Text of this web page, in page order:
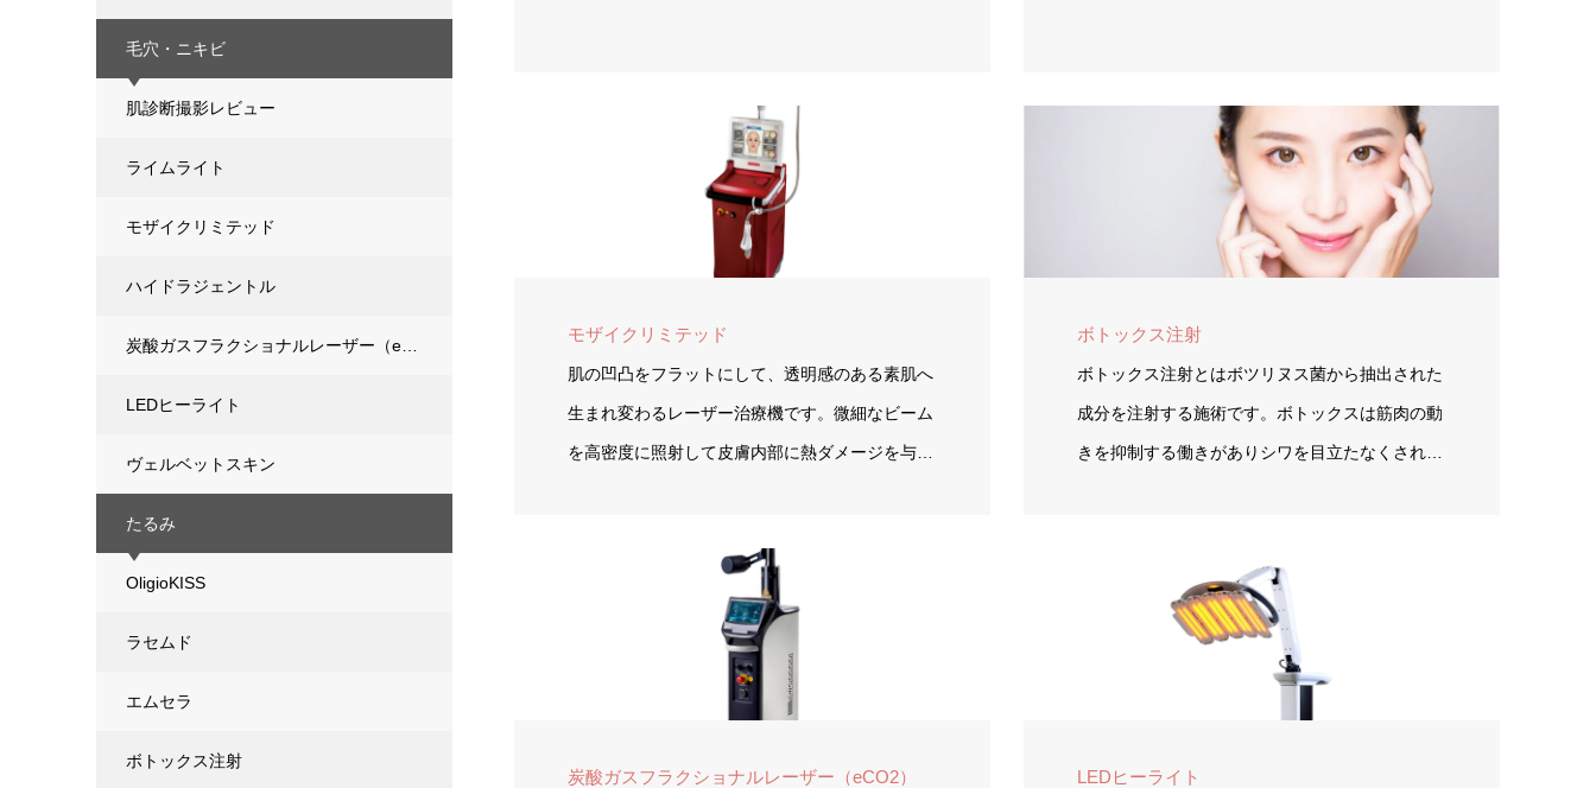
モザイクリミテッド
肌の凹凸をフラットにして、透明感のある素肌へ
生まれ変わるレーザー治療機です。微細なビーム
を高密度に照射して皮膚内部に熱ダメージを与…
ボトックス注射
ボトックス注射とはボツリヌス菌から抽出された
成分を注射する施術です。ボトックスは筋肉の動
きを抑制する働きがありシワを目立たなくされ…
炭酸ガスフラクショナルレーザー（eCO2） LEDヒーライト
毛穴・ニキビ
肌診断撮影レビュー
ライムライト
モザイクリミテッド
ハイドラジェントル
LEDヒーライト
ヴェルベットスキン
たるみ
OligioKISS
ラセムド
エムセラ
ボトックス注射